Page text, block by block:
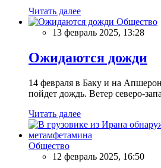
Читать далее
Общество
13 февраль 2025, 13:28
Ожидаются дожди
14 февраля в Баку и на
пойдет дождь. Ветер северо-
Читать далее
Общество
12 февраль 2025, 16:50